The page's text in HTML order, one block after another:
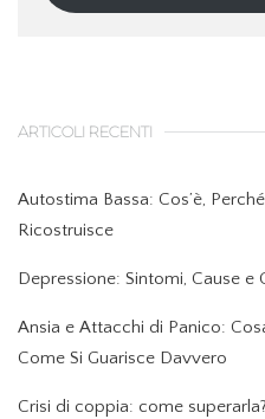
ARTICOLI RECENTI
Autostima Bassa: Cos’è,
Ricostruisce
Depressione: Sintomi, Cause e
Ansia e Attacchi di Panico:
Come Si Guarisce Davvero
Crisi di coppia: come superarla?